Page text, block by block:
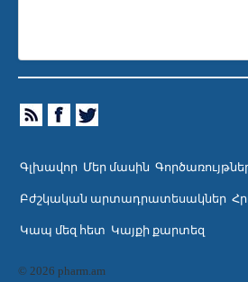
Գլխավոր Մեր մասին
Բժշկական արտադրատեսակներ
Կապ մեզ հետ Կայքի քարտեզ
© 2026 pharm.am